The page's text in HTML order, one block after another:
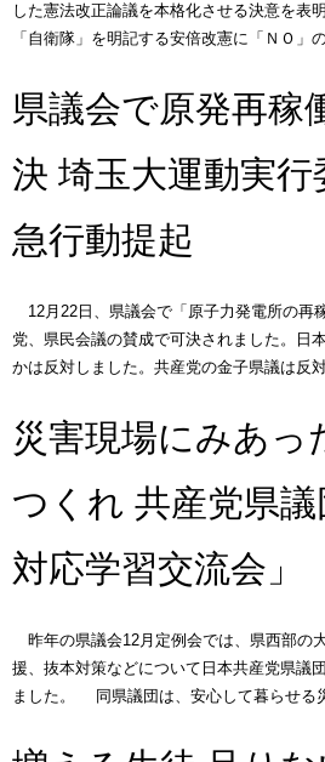
した憲法改正論議を本格化させる決意を表
「自衛隊」を明記する安倍改憲に「ＮＯ
県議会で原発再稼
決 埼玉大運動実行
急行動提起
12月22日、県議会で「原子力発電所の再
党、県民会議の賛成で可決されました。日
かは反対しました。共産党の金子県議は反
災害現場にみあっ
つくれ 共産党県
対応学習交流会」
昨年の県議会12月定例会では、県西部の
援、抜本対策などについて日本共産党県議
ました。 同県議団は、安心して暮らせる